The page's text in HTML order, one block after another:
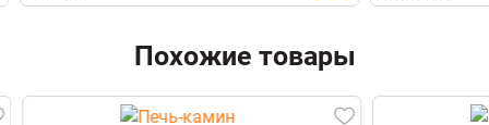
Похожие товары